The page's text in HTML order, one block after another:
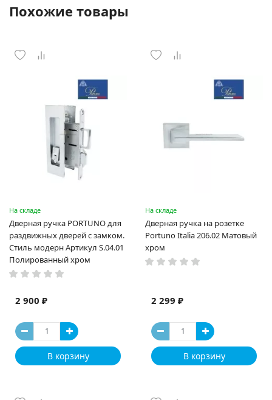
Похожие товары
На складе
Дверная ручка PORTUNO для
раздвижных дверей с замком.
Стиль модерн Артикул S.04.01
Полированный хром
2 900 ₽
В корзину
На складе
Дверная ручка на розетке
Portuno Italia 206.02 Матовый
хром
2 299 ₽
В корзину